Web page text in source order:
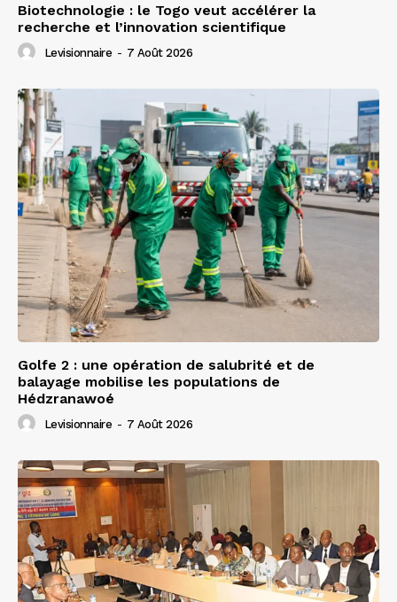
Biotechnologie : le Togo veut accélérer la
recherche et l’innovation scientifique
Levisionnaire - 7 Août 2026
Golfe 2 : une opération de salubrité et de
balayage mobilise les populations de
Hédzranawoé
Levisionnaire - 7 Août 2026